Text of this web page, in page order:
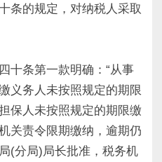
条的规定，对纳税人采取
条第一款明确：“从事
义务人未按照规定的期限
保人未按照规定的期限缴
关责令限期缴纳，逾期仍
(分局)局长批准，税务机